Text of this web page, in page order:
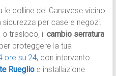
colline del Canavese vicino
per case e negozi.
o trasloco, il cambio serratura
proteggere la tua
ore su 24, con intervento
Rueglioe installazione